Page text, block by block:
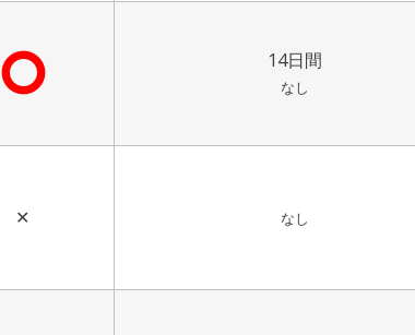
⭘ 14日間
なし
✕ なし